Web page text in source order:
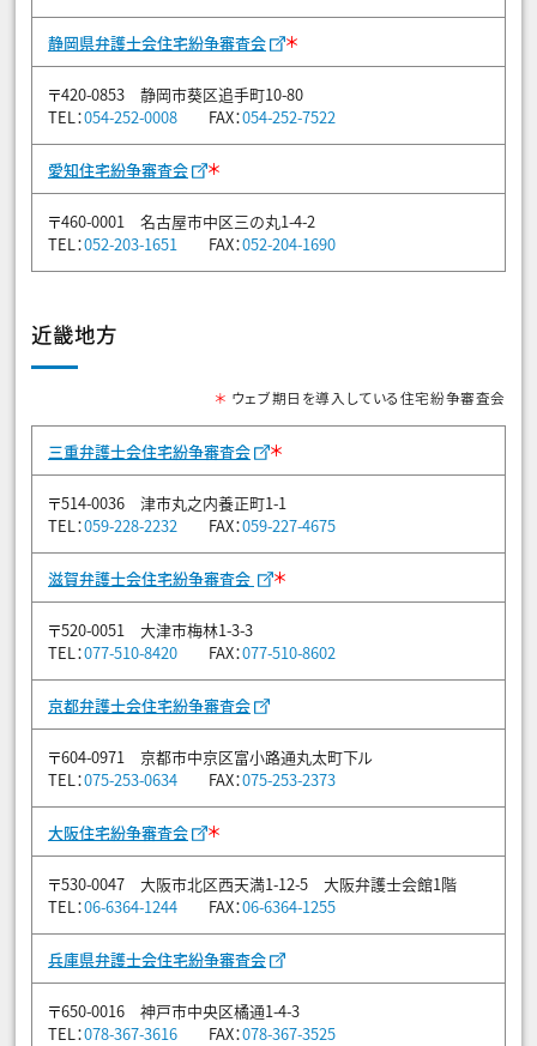
静岡県弁護士会住宅紛争審査会 ＊
〒420-0853 静岡市葵区追手町10-80
TEL：054-252-0008 FAX：054-252-7522
愛知住宅紛争審査会 ＊
〒460-0001 名古屋市中区三の丸1-4-2
TEL：052-203-1651 FAX：052-204-1690
近畿地方
＊ ウェブ期日を導入している住宅紛争審査会
三重弁護士会住宅紛争審査会 ＊
〒514-0036 津市丸之内養正町1-1
TEL：059-228-2232 FAX：059-227-4675
滋賀弁護士会住宅紛争審査会 ＊
〒520-0051 大津市梅林1-3-3
TEL：077-510-8420 FAX：077-510-8602
京都弁護士会住宅紛争審査会
〒604-0971 京都市中京区富小路通丸太町下ル
TEL：075-253-0634 FAX：075-253-2373
大阪住宅紛争審査会 ＊
〒530-0047 大阪市北区西天満1-12-5 大阪弁護士会館1階
TEL：06-6364-1244 FAX：06-6364-1255
兵庫県弁護士会住宅紛争審査会
〒650-0016 神戸市中央区橘通1-4-3
TEL：078-367-3616 FAX：078-367-3525